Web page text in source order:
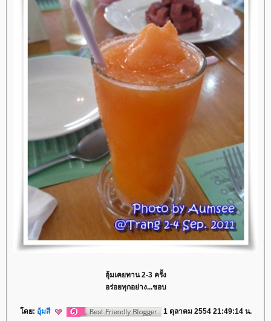
อุ้มเคยทาน 2-3 ครั้ง
อร่อยทุกอย่าง...ชอบ
ดย: อุ้มสี 1 ตุลาคม 2554 21:49:14 น.